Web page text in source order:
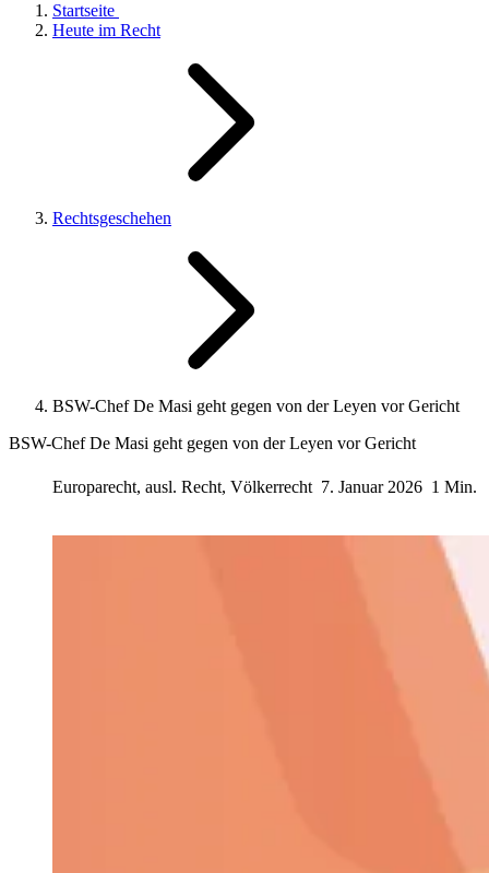
Startseite
Heute im Recht
Rechtsgeschehen
BSW-Chef De Masi geht gegen von der Leyen vor Gericht
BSW-Chef De Masi geht gegen von der Leyen vor Gericht
Europarecht, ausl. Recht, Völkerrecht 7. Januar 2026 1 Min.